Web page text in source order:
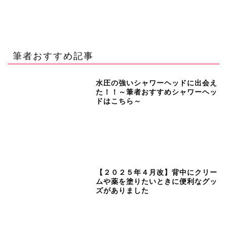
筆者おすすめ記事
水圧の強いシャワーヘッドに出会え
た！！～筆者おすすめシャワーヘッ
ドはこちら～
【２０２５年４月改】背中にクリー
ムや薬を塗りたいときに便利なグッ
ズがありました